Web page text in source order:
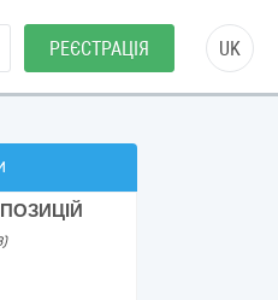
РЕЄСТРАЦІЯ UK